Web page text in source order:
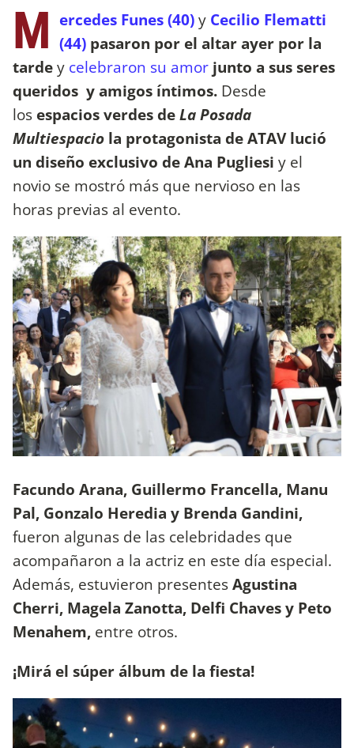
M ercedes Funes (40)y Cecilio Flematti
(44) pasaron por el altar ayer por la
tardey celebraron su amor junto a sus seres
queridos y amigos íntimos. Desde
los espacios verdes deLa Posada
Multiespacio la protagonista de ATAV lució
un diseño exclusivo de Ana Pugliesi y el
novio se mostró más que nervioso en las
horas previas al evento.
Facundo Arana, Guillermo Francella, Manu
Pal, Gonzalo Heredia y Brenda Gandini,
fueron algunas de las celebridades que
acompañaron a la actriz en este día especial.
Además, estuvieron presentesAgustina
Cherri, Magela Zanotta, Delfi Chaves y Peto
Menahem, entre otros.
¡Mirá el súper álbum de la fiesta!